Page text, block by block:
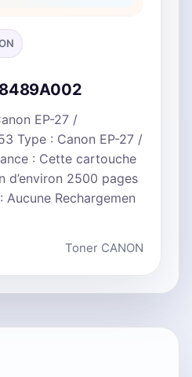
8489A002
EP-27 /
Type : Canon EP-27 /
: Cette cartouche
d’environ 2500 pages
Aucune Rechargemen
Toner CANON